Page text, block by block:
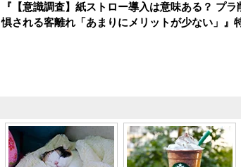
『【意識調査】紙ストロー導入は意味ある？ プ
惧される客離れ「あまりにメリットが少ない」』